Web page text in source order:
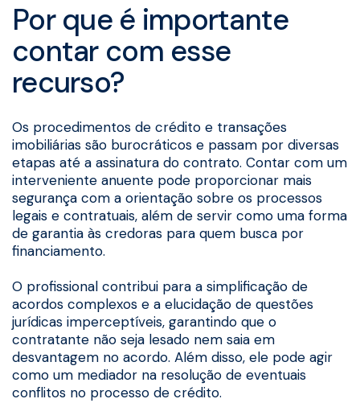
Por que é importante
contar com esse
recurso?
Os procedimentos de crédito e transações
imobiliárias são burocráticos e passam por diversas
etapas até a assinatura do contrato. Contar com um
interveniente anuente pode proporcionar mais
segurança com a orientação sobre os processos
legais e contratuais, além de servir como uma forma
de garantia às credoras para quem busca por
financiamento.
O profissional contribui para a simplificação de
acordos complexos e a elucidação de questões
jurídicas imperceptíveis, garantindo que o
contratante não seja lesado nem saia em
desvantagem no acordo. Além disso, ele pode agir
como um mediador na resolução de eventuais
conflitos no processo de crédito.